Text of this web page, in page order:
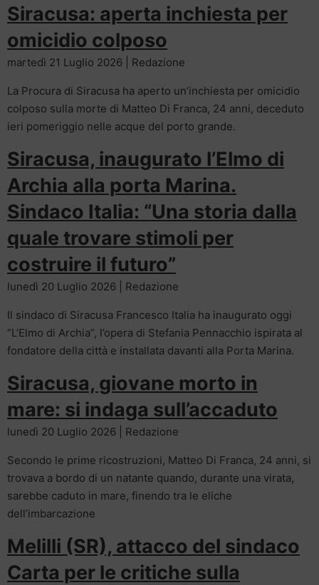
Siracusa: aperta inchiesta per
omicidio colposo
martedì 21 Luglio 2026 | Redazione
La Procura di Siracusa ha aperto un’inchiesta per omicidio
colposo sulla morte di Matteo Di Franca, 24 anni, deceduto
ieri pomeriggio nelle acque del porto grande.
Siracusa, inaugurato l’Elmo di
Archia alla porta Marina.
Sindaco Italia: “Una storia dalla
quale trovare stimoli per
costruire il futuro”
lunedì 20 Luglio 2026 | Redazione
Il sindaco di Siracusa Francesco Italia ha inaugurato oggi
“L’Elmo di Archia”, l’opera di Stefania Pennacchio ispirata al
fondatore della città e installata davanti alla Porta Marina.
Siracusa, giovane morto in
mare: si indaga sull’accaduto
lunedì 20 Luglio 2026 | Redazione
Secondo le prime ricostruzioni, Matteo Di Franca, 24 anni, si
trovava a bordo di un natante quando, durante una virata,
sarebbe caduto in mare, finendo tra le eliche
dell’imbarcazione
Melilli (SR), attacco del sindaco
Carta per le critiche sulla